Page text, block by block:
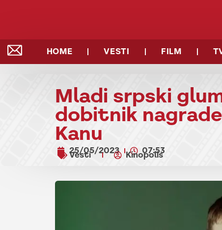
HOME VESTI FILM
Mladi srpski
dobitnik
Kanu
25/05/2023 07:53
Vesti Kinopolis